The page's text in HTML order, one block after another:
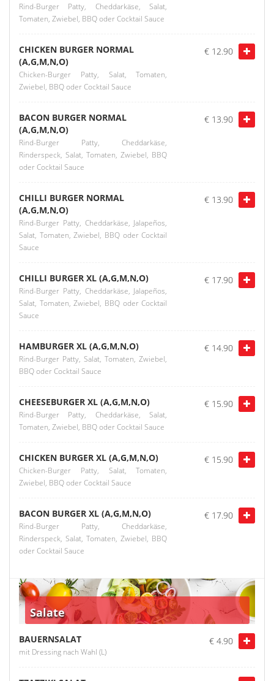
Rind-Burger Patty, Cheddarkäse, Salat,
Tomaten, Zwiebel, BBQ oder Cocktail Sauce
CHICKEN BURGER NORMAL
(A,G,M,N,O)
Chicken-Burger Patty, Salat, Tomaten,
Zwiebel, BBQ oder Cocktail Sauce
€ 12.90
BACON BURGER NORMAL
(A,G,M,N,O)
Rind-Burger Patty, Cheddarkäse,
Rinderspeck, Salat, Tomaten, Zwiebel, BBQ
oder Cocktail Sauce
€ 13.90
CHILLI BURGER NORMAL
(A,G,M,N,O)
Rind-Burger Patty, Cheddarkäse, Jalapeños,
Salat, Tomaten, Zwiebel, BBQ oder Cocktail
Sauce
€ 13.90
CHILLI BURGER XL (A,G,M,N,O)
Rind-Burger Patty, Cheddarkäse, Jalapeños,
Salat, Tomaten, Zwiebel, BBQ oder Cocktail
Sauce
€ 17.90
HAMBURGER XL (A,G,M,N,O)
Rind-Burger Patty, Salat, Tomaten, Zwiebel,
BBQ oder Cocktail Sauce
€ 14.90
CHEESEBURGER XL (A,G,M,N,O)
Rind-Burger Patty, Cheddarkäse, Salat,
Tomaten, Zwiebel, BBQ oder Cocktail Sauce
€ 15.90
CHICKEN BURGER XL (A,G,M,N,O)
Chicken-Burger Patty, Salat, Tomaten,
Zwiebel, BBQ oder Cocktail Sauce
€ 15.90
BACON BURGER XL (A,G,M,N,O)
Rind-Burger Patty, Cheddarkäse,
Rinderspeck, Salat, Tomaten, Zwiebel, BBQ
oder Cocktail Sauce
€ 17.90
Salate
BAUERNSALAT
mit Dressing nach Wahl (L)
€ 4.90